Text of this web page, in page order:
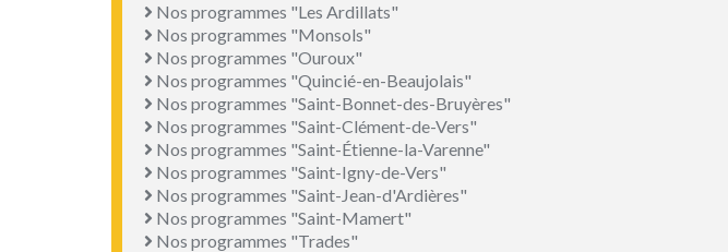
Nos programmes "Les Ardillats"
Nos programmes "Monsols"
Nos programmes "Ouroux"
Nos programmes "Quincié-en-Beaujolais"
Nos programmes "Saint-Bonnet-des-Bruyères"
Nos programmes "Saint-Clément-de-Vers"
Nos programmes "Saint-Étienne-la-Varenne"
Nos programmes "Saint-Igny-de-Vers"
Nos programmes "Saint-Jean-d'Ardières"
Nos programmes "Saint-Mamert"
Nos programmes "Trades"